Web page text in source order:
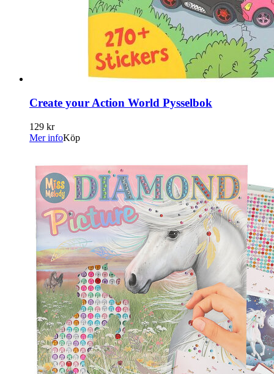
Create your Action World Pysselbok
129 kr
Mer infoKöp